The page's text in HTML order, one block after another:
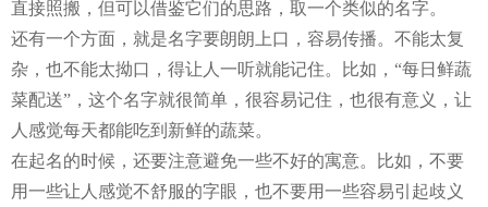
直接照搬，但可以借鉴它们的思路，取一个类似的名字。
还有一个方面，就是名字要朗朗上口，容易传播。不能太复
杂，也不能太拗口，得让人一听就能记住。比如，“每日鲜蔬
菜配送”，这个名字就很简单，很容易记住，也很有意义，让
人感觉每天都能吃到新鲜的蔬菜。
在起名的时候，还要注意避免一些不好的寓意。比如，不要
用一些让人感觉不舒服的字眼，也不要用一些容易引起歧义